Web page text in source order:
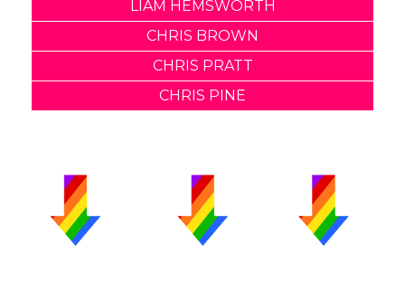
LIAM HEMSWORTH
CHRIS BROWN
CHRIS PRATT
CHRIS PINE